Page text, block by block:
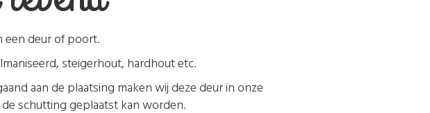
een deur of poort.
steigerhout, hardhout etc.
aan de plaatsing maken wij deze deur in onze
schutting geplaatst kan worden.